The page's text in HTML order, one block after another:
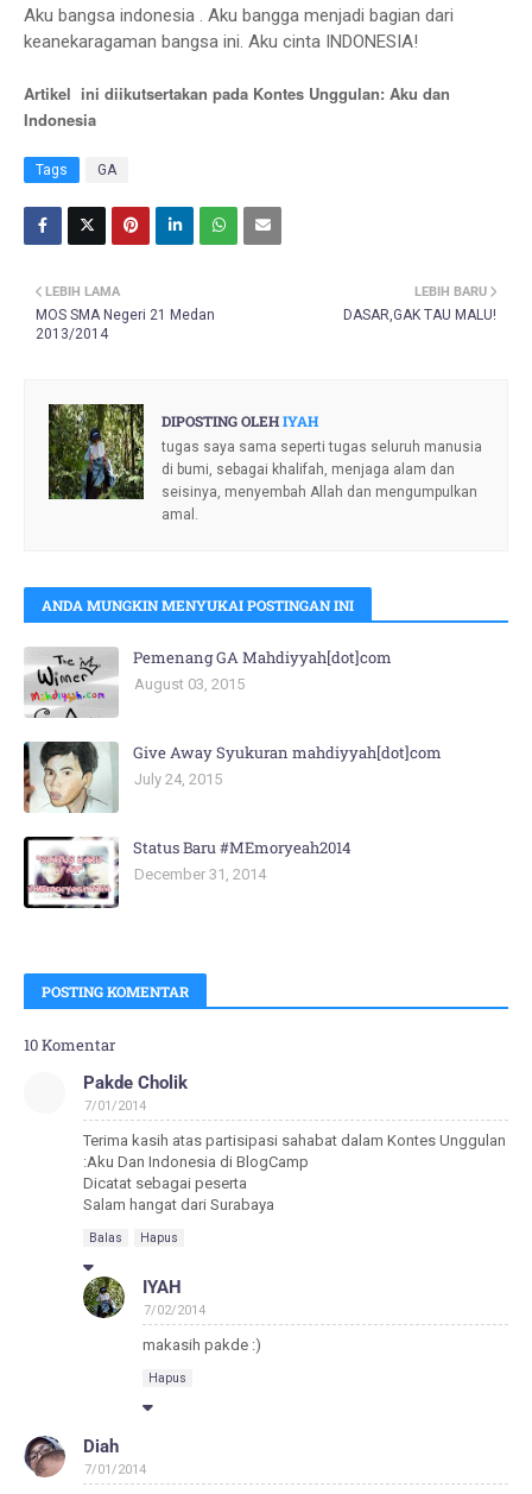
Aku bangsa indonesia . Aku bangga menjadi bagian dari
keanekaragaman bangsa ini. Aku cinta INDONESIA!
Artikel ini diikutsertakan pada Kontes Unggulan: Aku dan
Indonesia
Tags GA
LEBIH BARU
DASAR,GAK TAU MALU!
LEBIH LAMA
MOS SMA Negeri 21 Medan
2013/2014
DIPOSTING OLEHIYAH
tugas saya sama seperti tugas seluruh manusia
di bumi, sebagai khalifah, menjaga alam dan
seisinya, menyembah Allah dan mengumpulkan
amal.
ANDA MUNGKIN MENYUKAI POSTINGAN INI
Pemenang GA Mahdiyyah[dot]com
August 03, 2015
Give Away Syukuran mahdiyyah[dot]com
July 24, 2015
Status Baru #MEmoryeah2014
December 31, 2014
POSTING KOMENTAR
10 Komentar
Pakde Cholik
7/01/2014
Terima kasih atas partisipasi sahabat dalam Kontes Unggulan
:Aku Dan Indonesia di BlogCamp
Dicatat sebagai peserta
Salam hangat dari Surabaya
Balas Hapus
IYAH
7/02/2014
makasih pakde :)
Hapus
Diah
7/01/2014